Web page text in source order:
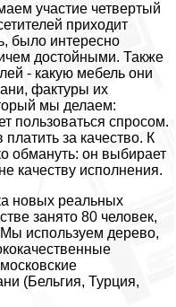
участие четвертый
приходит
было интересно
достойными. Также
- какую мебель они
фактуры их
мы делаем:
пользоваться спросом.
за качество. К
обмануть: он выбирает
качеству исполнения.
новых реальных
занято 80 человек,
используем дерево,
(Бельгия, Турция,